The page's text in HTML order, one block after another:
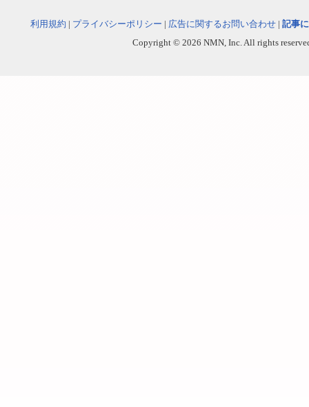
利用規約 | プライバシーポリシー | 広告に関するお問い合わせ | 記事
Copyright © 2026 NMN, Inc. All rights